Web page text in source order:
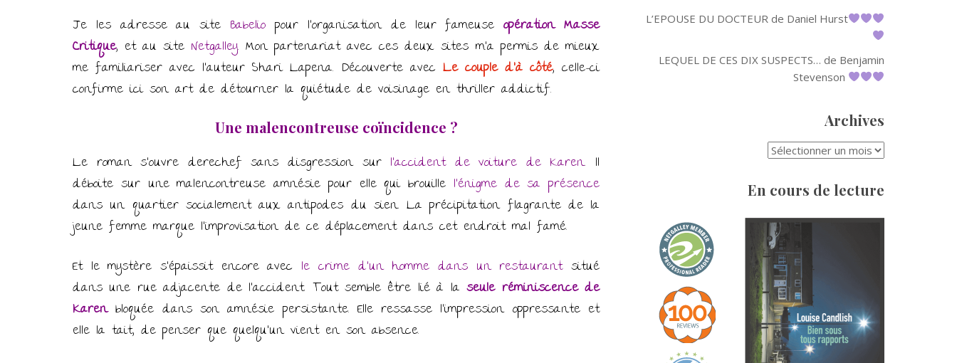
Je les adresse au site Babelio pour l’organisation de leur fameuseopération Masse
Critique, et au site Netgalley. Mon partenariat avec ces deux sites m’a permis de mieux
me familiariser avec l’auteur Shari Lapena. Découverte avec Le couple d’à côté, celle-ci
confirme ici son art de détourner la quiétude de voisinage en thriller addictif.
Une malencontreuse coïncidence ?
Le roman s’ouvre derechef sans disgression sur l’accident de voiture de Karen. Il
déboite sur une malencontreuse amnésie pour elle qui brouille l’énigme de sa présence
dans un quartier socialement aux antipodes du sien. La précipitation flagrante de la
jeune femme marque l’improvisation de ce déplacement dans cet endroit mal famé.
Et le mystère s’épaissit encore avec le crime d’un homme dans un restaurantsitué
dans une rue adjacente de l’accident. Tout semble être lié à laseule réminiscence de
Karen bloquée dans son amnésie persistante. Elle ressasse l’impression oppressante et
elle la tait, de penser que quelqu’un vient en son absence.
L’EPOUSE DU DOCTEUR de Daniel Hurst
LEQUEL DE CES DIX SUSPECTS… de Benjamin
Stevenson
Archives
En cours de lecture